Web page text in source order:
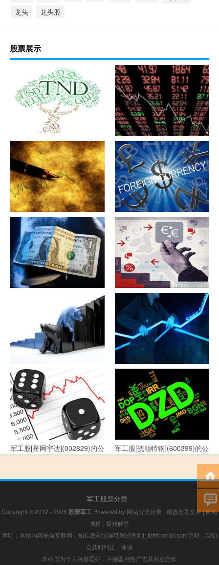
龙头 龙头股
股票展示
军工股[中简科技](300777)的公
司详细资料
军工股[上海瀚讯](300762)的公
司详细资料
军工股[昊华科技](600378)的公
司详细资料
江苏省[广大特材](688186)的公
司详细资料
军工股[隆盛科技](300680)的公
军工股[钢研高纳](300034)的公
司详细资料
军工股[--](002335)的公司详细
资料
军工股[华自科技](300490)的公
司详细资料
军工股[星网宇达](002829)的公
司详细资料
军工股[抚顺特钢](600399)的公
司详细资料
军工股票分类
Copyright © 2012 - 2026 股票军工 Powered by 网站分类目录 | 精选推荐文章|网站
地图 | 疑难解答
声明：本站内容来自互联网，如信息有错误可发邮件到f_fb#foxmail.com说明，我们
会及时纠正，谢谢
本站仅为个人兴趣爱好，不接盈利性广告及商业合作